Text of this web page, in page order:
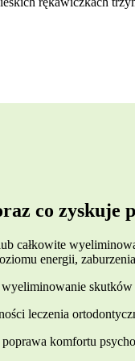
co zyskuje
całkowite
energii,
leczenia
komfortu